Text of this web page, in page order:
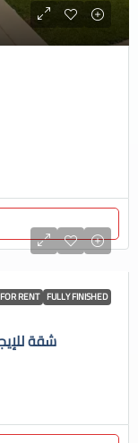
FOR RENT FULLY FINISHED
شقة